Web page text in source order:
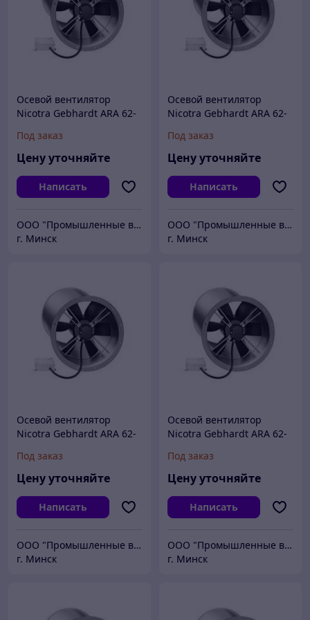
Осевой вентилятор
Nicotra Gebhardt ARA 62-
Под заказ
Цену уточняйте
Написать
ООО "Промышленные вентиляторы и компоненты"
г. Минск
Осевой вентилятор
Nicotra Gebhardt ARA 62-
Под заказ
Цену уточняйте
Написать
ООО "Промышленные вентиляторы и компоненты"
г. Минск
Осевой вентилятор
Nicotra Gebhardt ARA 62-
Под заказ
Цену уточняйте
Написать
ООО "Промышленные вентиляторы и компоненты"
г. Минск
Осевой вентилятор
Nicotra Gebhardt ARA 62-
Под заказ
Цену уточняйте
Написать
ООО "Промышленные вентиляторы и компоненты"
г. Минск